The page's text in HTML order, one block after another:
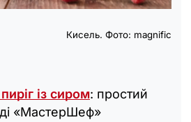
Кисель. Фото: magnific
із сиром: простий
«МастерШеф»